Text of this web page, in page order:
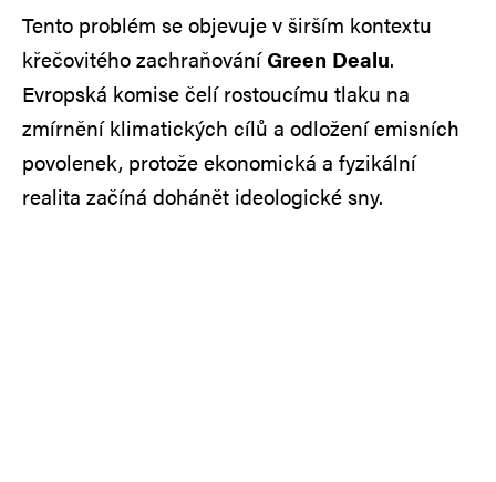
Tento problém se objevuje v širším kontextu
křečovitého zachraňováníGreen Dealu.
Evropská komise čelí rostoucímu tlaku na
zmírnění klimatických cílů a odložení emisních
povolenek, protože ekonomická a fyzikální
realita začíná dohánět ideologické sny.